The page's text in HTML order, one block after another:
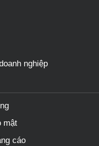
nghiệp
mật
cáo